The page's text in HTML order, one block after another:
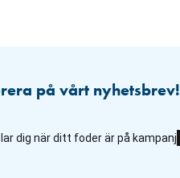
på vårt nyhetsbrev!
dig när ditt foder är på kampanj